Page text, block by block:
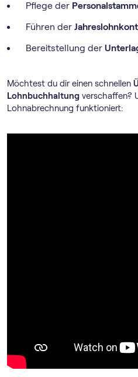
Pflege der
Führen der
Bereitstellung der
Möchtest du dir einen schnellen
Lohnbuchhaltung verschaffen?
Lohnabrechnung funktioniert: